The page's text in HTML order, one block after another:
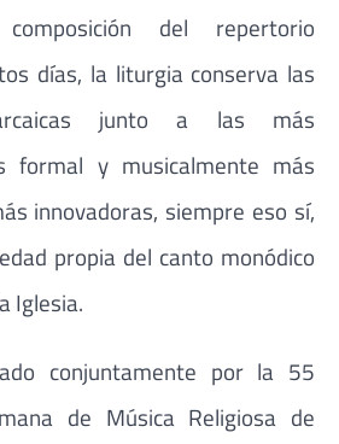
del repertorio
días, la liturgia conserva las
junto a las más
formal y musicalmente más
innovadoras, siempre eso sí,
propia del canto monódico
Iglesia.
conjuntamente por la 55
de Música Religiosa de